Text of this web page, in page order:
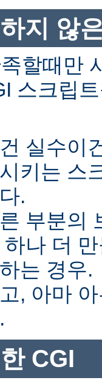
지 않
할때만
스크립
실수이
키는 스
.
부분의
나 더
는 경우.
, 아마
CGI